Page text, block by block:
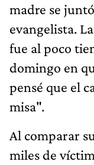
madre se
evangelista.
fue al poco
domingo en
pensé que el
misa".
Al comparar
miles de